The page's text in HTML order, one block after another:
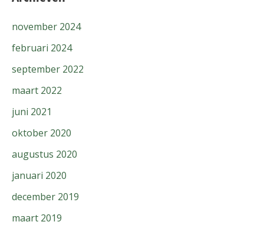
november 2024
februari 2024
september 2022
maart 2022
juni 2021
oktober 2020
augustus 2020
januari 2020
december 2019
maart 2019